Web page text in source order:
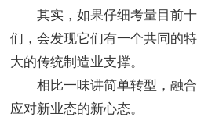
其实，如果仔细考量目前十
们，会发现它们有一个共同的
大的传统制造业支撑。
相比一味讲简单转型，融合
应对新业态的新心态。